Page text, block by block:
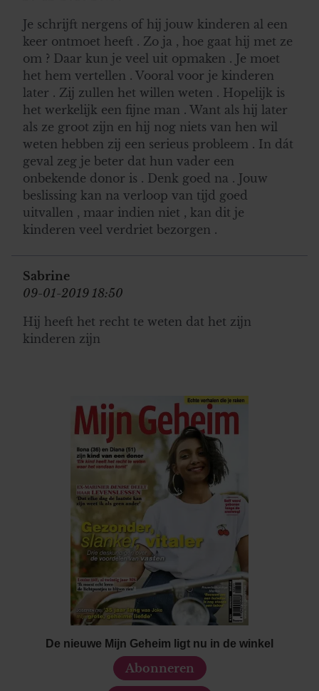
verzameld op basis van uw gebruik van hun services. U
gaat akkoord met onze cookies als u onze website blijft
gebruiken.
Je schrijft nergens of hij jouw kinderen al een
keer ontmoet heeft . Zo ja , hoe gaat hij met ze
om ? Daar kun je veel uit opmaken . Je moet
het hem vertellen . Vooral voor je kinderen
later . Zij zullen het willen weten . Hopelijk is
het werkelijk een fijne man . Want als hij later
als ze groot zijn en hij nog niets van hen wil
weten hebben zij een serieus probleem . In dát
geval zeg je beter dat hun vader een
onbekende donor is . Denk goed na . Jouw
beslissing kan na verloop van tijd goed
uitvallen , maar indien niet , kan dit je
kinderen veel verdriet bezorgen .
Sabrine
09-01-2019 18:50
Hij heeft het recht te weten dat het zijn
kinderen zijn
De nieuwe Mijn Geheim ligt nu in de winkel
Abonneren